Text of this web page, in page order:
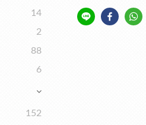
14
2
88
6
152